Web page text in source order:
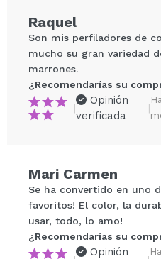
Tu vídeo podría ser el
¿Recomendarías su
Raquel
Son mis perfiladores de
mucho su gran variedad
marrones.
¿Recomendarías su
|
Opinión
verificada
|
Mari Carmen
Se ha convertido en uno
favoritos! El color, la
usar, todo, lo amo!
¿Recomendarías su
Opinión